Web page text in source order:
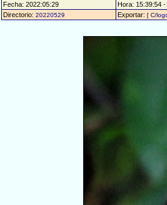
Fecha: 2022:05:29
Hora: 15:39:54
Directorio: 20220529 Exportar: [ C/